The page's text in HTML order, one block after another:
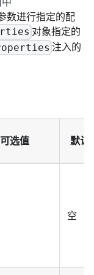
数进行指定的配
对象指定的
注入的
可选值 默认
空